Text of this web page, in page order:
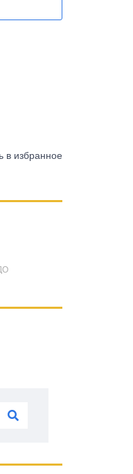
в избранное